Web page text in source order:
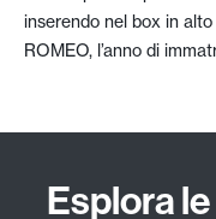
inserendo nel box in
ROMEO, l’anno di
Esplora